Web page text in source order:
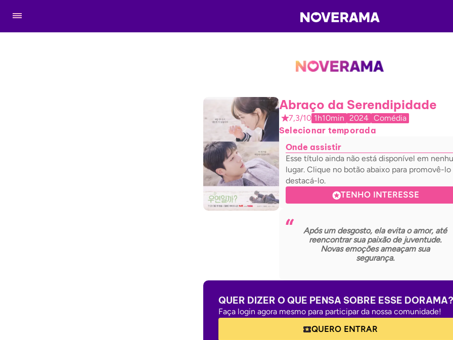
Abraço da Serendipidade
7,3/10 1h10min 2024 Comédia
Selecionar temporada
Onde assistir
Esse título ainda não está disponível em
lugar. Clique no botão abaixo para promovê-lo
destacá-lo.
TENHO INTERESSE
Após um desgosto, ela evita o amor, até
reencontrar sua paixão de juventude.
Novas emoções ameaçam sua
segurança.
QUER DIZER O QUE PENSA SOBRE ESSE DORAMA?
Faça login agora mesmo para participar da nossa comunidade!
QUERO ENTRAR